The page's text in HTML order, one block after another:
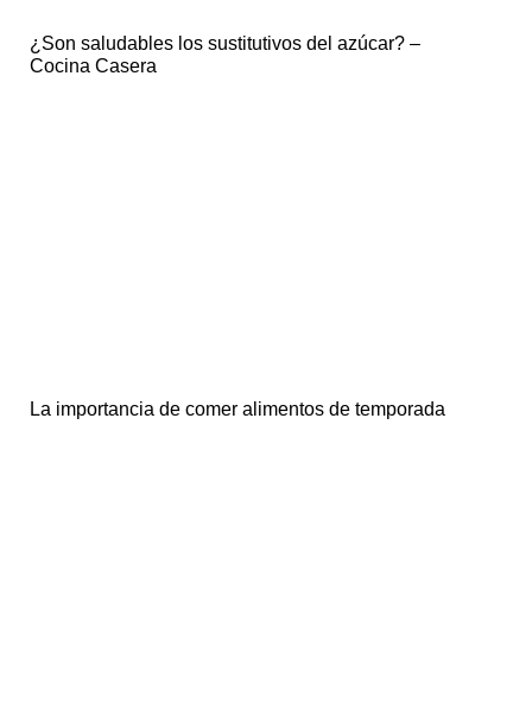
¿Son saludables los sustitutivos del azúcar? –
Cocina Casera
La importancia de comer alimentos de temporada